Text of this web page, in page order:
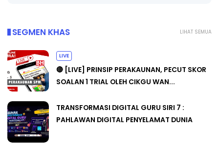
LIHAT SEMUA
SEGMEN KHAS
LIVE
🔴 [LIVE] PRINSIP PERAKAUNAN, PECUT SKOR
SOALAN 1 TRIAL OLEH CIKGU WAN...
TRANSFORMASI DIGITAL GURU SIRI 7 :
PAHLAWAN DIGITAL PENYELAMAT DUNIA